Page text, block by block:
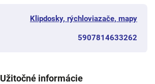
Klipdosky, rýchloviazače, mapy
5907814633262
Užitočné informácie